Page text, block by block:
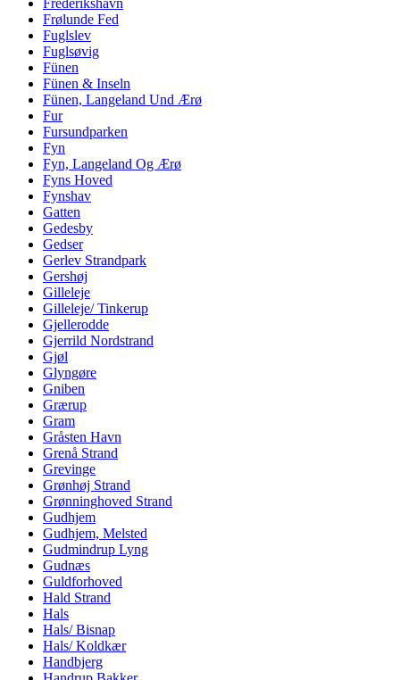
Frederikshavn
Frølunde Fed
Fuglslev
Fuglsøvig
Fünen
Fünen & Inseln
Fünen, Langeland Und Ærø
Fur
Fursundparken
Fyn
Fyn, Langeland Og Ærø
Fyns Hoved
Fynshav
Gatten
Gedesby
Gedser
Gerlev Strandpark
Gershøj
Gilleleje
Gilleleje/ Tinkerup
Gjellerodde
Gjerrild Nordstrand
Gjøl
Glyngøre
Gniben
Grærup
Gram
Gråsten Havn
Grenå Strand
Grevinge
Grønhøj Strand
Grønninghoved Strand
Gudhjem
Gudhjem, Melsted
Gudmindrup Lyng
Gudnæs
Guldforhoved
Hald Strand
Hals
Hals/ Bisnap
Hals/ Koldkær
Handbjerg